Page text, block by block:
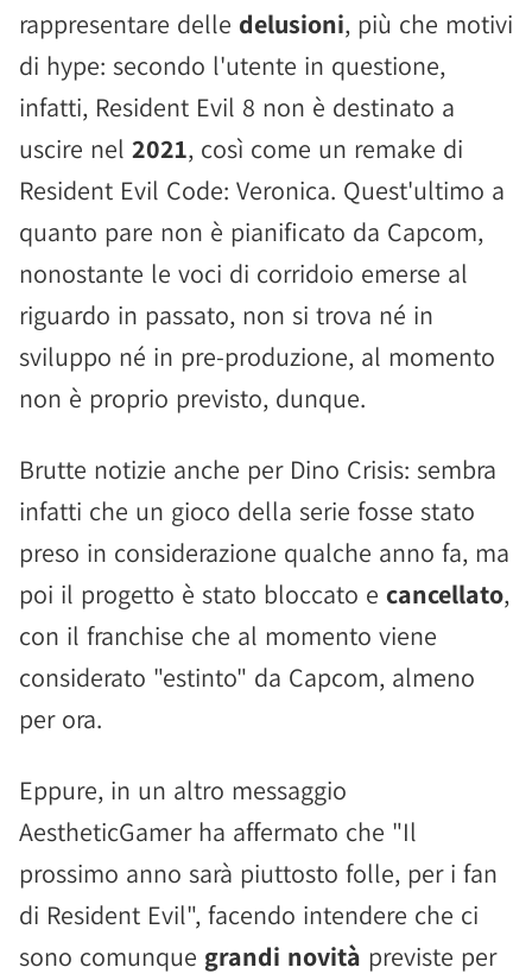
rappresentare delle delusioni, più che motivi
di hype: secondo l'utente in questione,
infatti, Resident Evil 8 non è destinato a
uscire nel 2021, così come un remake di
Resident Evil Code: Veronica. Quest'ultimo a
quanto pare non è pianificato da Capcom,
nonostante le voci di corridoio emerse al
riguardo in passato, non si trova né in
sviluppo né in pre-produzione, al momento
non è proprio previsto, dunque.
Brutte notizie anche per Dino Crisis: sembra
infatti che un gioco della serie fosse stato
preso in considerazione qualche anno fa, ma
poi il progetto è stato bloccato e cancellato,
con il franchise che al momento viene
considerato "estinto" da Capcom, almeno
per ora.
Eppure, in un altro messaggio
AestheticGamer ha affermato che "Il
prossimo anno sarà piuttosto folle, per i fan
di Resident Evil", facendo intendere che ci
sono comunque grandi novità previste per